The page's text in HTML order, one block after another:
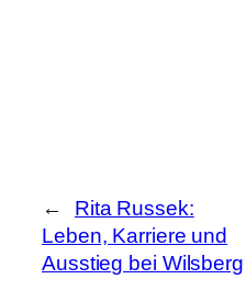
←
Rita Russek:
Leben, Karriere und
Ausstieg bei Wilsberg